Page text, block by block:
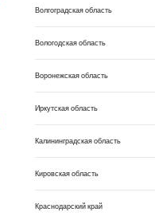
Волгоградская область
Вологодская область
Воронежская область
Иркутская область
Калининградская область
Кировская область
Краснодарский край